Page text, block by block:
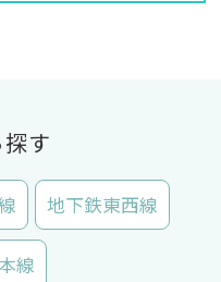
す
地下鉄東西線
線